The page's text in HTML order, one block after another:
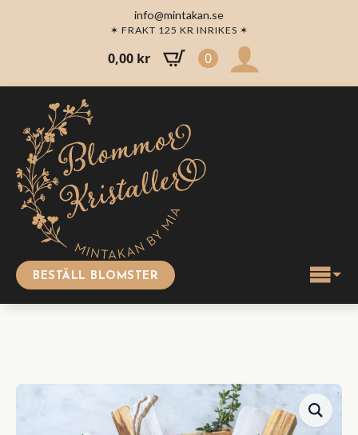
info@mintakan.se
✶ FRAKT 125 KR INRIKES ✶
0,00 kr 0
BESTÄLL BLOMSTER